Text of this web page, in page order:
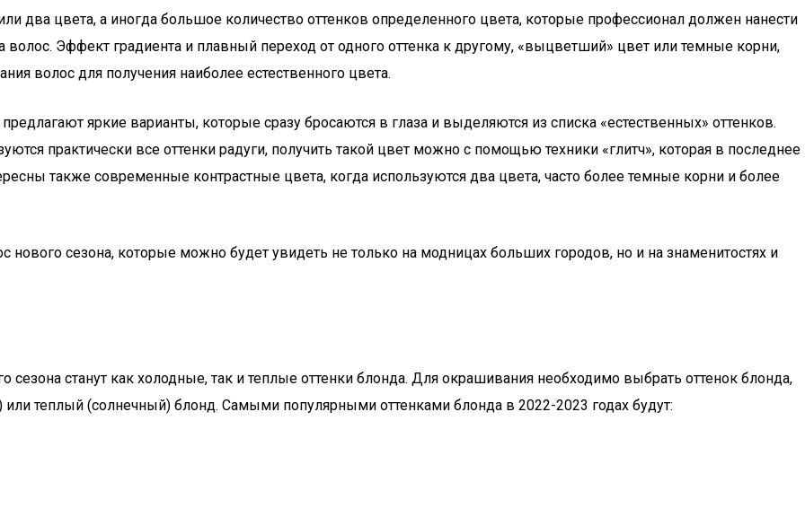
два цвета, а иногда большое количество оттенков определенного цвета, которые профессионал должен нанести
Эффект градиента и плавный переход от одного оттенка к другому, «выцветший» цвет или темные корни,
волос для получения наиболее естественного цвета.
яркие варианты, которые сразу бросаются в глаза и выделяются из списка «естественных» оттенков.
практически все оттенки радуги, получить такой цвет можно с помощью техники «глитч», которая в последнее
также современные контрастные цвета, когда используются два цвета, часто более темные корни и более
сезона, которые можно будет увидеть не только на модницах больших городов, но и на знаменитостях и
станут как холодные, так и теплые оттенки блонда. Для окрашивания необходимо выбрать оттенок блонда,
теплый (солнечный) блонд. Самыми популярными оттенками блонда в 2022-2023 годах будут: